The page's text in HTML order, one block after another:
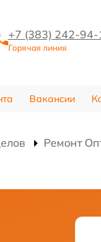
+7 (383) 242-94-
Горячая линия
Вакансии
Ремонт